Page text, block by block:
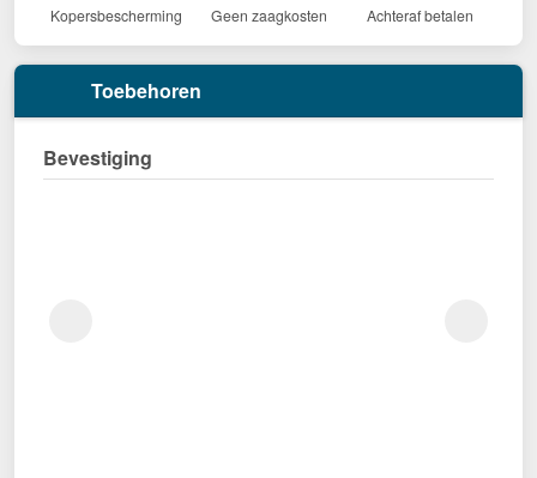
Kopersbescherming Geen zaagkosten Achteraf betalen
Toebehoren
Bevestiging